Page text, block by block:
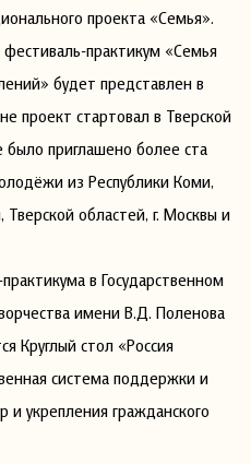
проекта «Семья».
практикум «Семья
будет представлен в
проект стартовал в Тверской
было приглашено более ста
из Республики Коми,
областей, г. Москвы и
в Государственном
имени В.Д. Поленова
Круглый стол «Россия
система поддержки и
и укрепления гражданского